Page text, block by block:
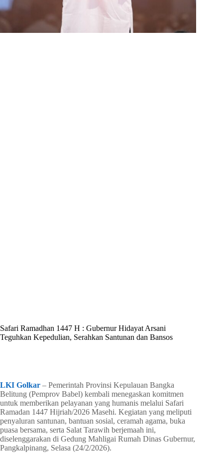
Safari Ramadhan 1447 H : Gubernur Hidayat Arsani
Teguhkan Kepedulian, Serahkan Santunan dan Bansos
LKI Golkar – Pemerintah Provinsi Kepulauan Bangka
Belitung (Pemprov Babel) kembali menegaskan komitmen
untuk memberikan pelayanan yang humanis melalui Safari
Ramadan 1447 Hijriah/2026 Masehi. Kegiatan yang meliputi
penyaluran santunan, bantuan sosial, ceramah agama, buka
puasa bersama, serta Salat Tarawih berjemaah ini,
diselenggarakan di Gedung Mahligai Rumah Dinas Gubernur,
Pangkalpinang, Selasa (24/2/2026).